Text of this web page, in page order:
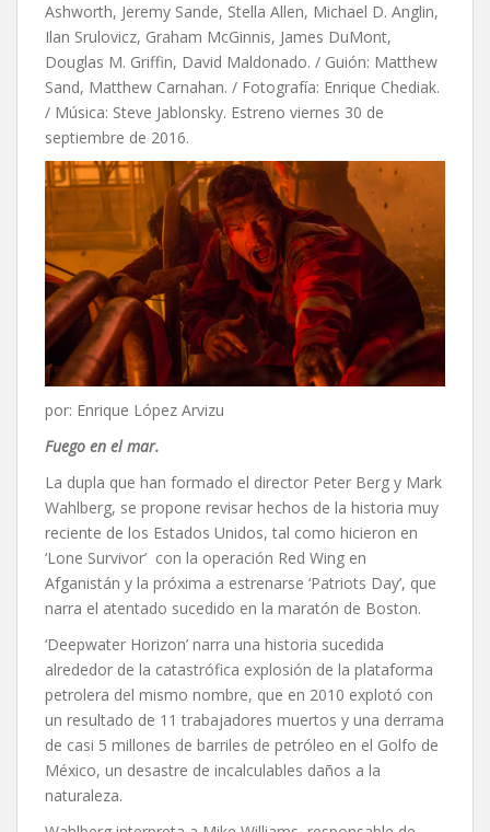
Ashworth, Jeremy Sande, Stella Allen, Michael D. Anglin,
Ilan Srulovicz, Graham McGinnis, James DuMont,
Douglas M. Griffin, David Maldonado. / Guión: Matthew
Sand, Matthew Carnahan. / Fotografía: Enrique Chediak.
/ Música: Steve Jablonsky. Estreno viernes 30 de
septiembre de 2016.
por: Enrique López Arvizu
Fuego en el mar.
La dupla que han formado el director Peter Berg y Mark
Wahlberg, se propone revisar hechos de la historia muy
reciente de los Estados Unidos, tal como hicieron en
‘Lone Survivor’ con la operación Red Wing en
Afganistán y la próxima a estrenarse ‘Patriots Day’, que
narra el atentado sucedido en la maratón de Boston.
‘Deepwater Horizon’ narra una historia sucedida
alrededor de la catastrófica explosión de la plataforma
petrolera del mismo nombre, que en 2010 explotó con
un resultado de 11 trabajadores muertos y una derrama
de casi 5 millones de barriles de petróleo en el Golfo de
México, un desastre de incalculables daños a la
naturaleza.